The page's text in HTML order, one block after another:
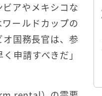
アやメキシコな
ールドカップの
国務長官は、参
申請すべきだ」